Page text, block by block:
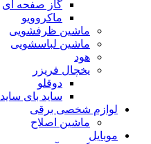
گاز صفحه ای
ماکروویو
ماشین ظرفشویی
ماشین لباسشویی
هود
یخچال فریزر
دوقلو
ساید بای ساید
لوازم شخصی برقی
ماشین اصلاح
موبایل